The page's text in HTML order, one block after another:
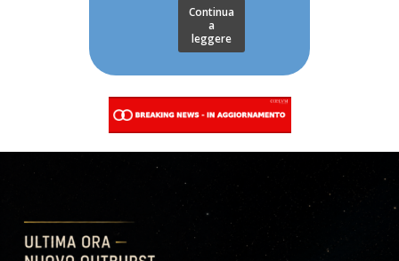
Continua
a
leggere